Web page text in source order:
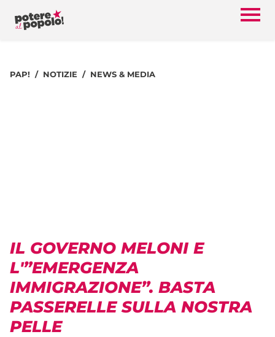
PAP! NOTIZIE NEWS & MEDIA
IL GOVERNO MELONI E
L'”EMERGENZA
IMMIGRAZIONE”. BASTA
PASSERELLE SULLA NOSTRA
PELLE